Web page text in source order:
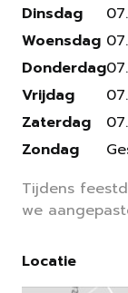
Dinsdag
Woensdag
Donderdag
Vrijdag
Zaterdag
Zondag
Tijdens
we
Locatie